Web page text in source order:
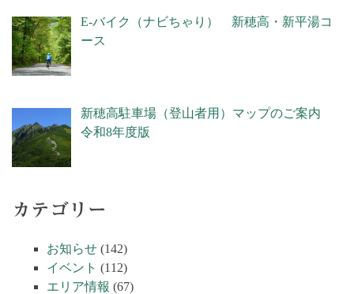
E-バイク（ナビちゃり） 新穂高・新平湯コ
ース
新穂高駐車場（登山者用）マップのご案内
令和8年度版
カテゴリー
お知らせ (142)
イベント (112)
エリア情報 (67)